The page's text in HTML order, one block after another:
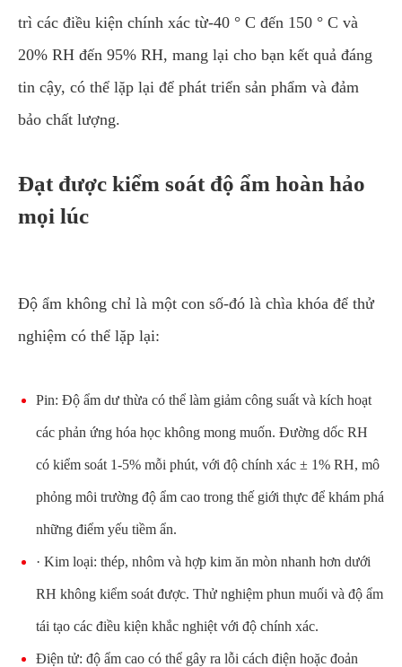
trì các điều kiện chính xác từ-40 ° C đến 150 ° C và
20% RH đến 95% RH, mang lại cho bạn kết quả đáng
tin cậy, có thể lặp lại để phát triển sản phẩm và đảm
bảo chất lượng.
Đạt được kiểm soát độ ẩm hoàn hảo
mọi lúc
Độ ẩm không chỉ là một con số-đó là chìa khóa để thử
nghiệm có thể lặp lại:
Pin: Độ ẩm dư thừa có thể làm giảm công suất và kích hoạt
các phản ứng hóa học không mong muốn. Đường dốc RH
có kiểm soát 1-5% mỗi phút, với độ chính xác ± 1% RH, mô
phỏng môi trường độ ẩm cao trong thế giới thực để khám phá
những điểm yếu tiềm ẩn.
· Kim loại: thép, nhôm và hợp kim ăn mòn nhanh hơn dưới
RH không kiểm soát được. Thử nghiệm phun muối và độ ẩm
tái tạo các điều kiện khắc nghiệt với độ chính xác.
Điện tử: độ ẩm cao có thể gây ra lỗi cách điện hoặc đoản